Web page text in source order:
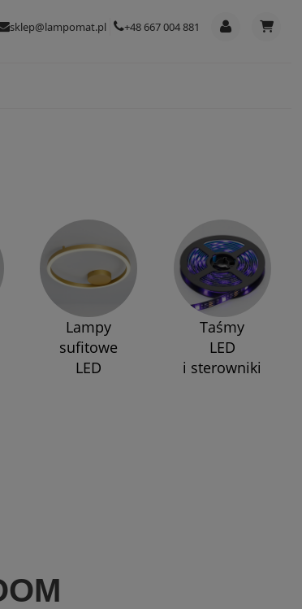
sklep@lampomat.pl +48 667 004 881
Lampy
sufitowe
LED
Taśmy
LED
i sterowniki